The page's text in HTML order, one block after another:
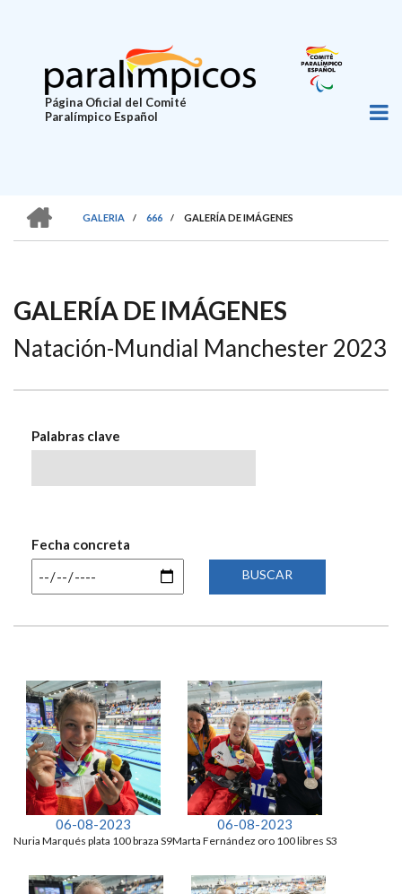
principal
Página Oficial del Comité
Paralímpico Español
SOBRESCRIBIR
DE
AYUDA
A
GALERIA
/ 666 / GALERÍA DE IMÁGENES
GALERÍA DE IMÁGENES
Natación-Mundial Manchester 2023
Palabras clave
Fecha concreta
06-08-2023
Nuria Marqués plata 100 braza S9
06-08-2023
Marta Fernández oro 100 libres S3